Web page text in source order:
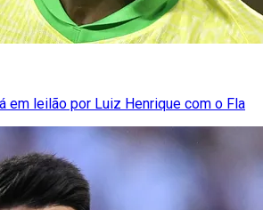
em leilão por Luiz Henrique com o Fla